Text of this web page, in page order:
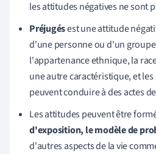
les attitudes négatives ne sont
Préjugésest une attitude
d'une personne ou d'un
l'appartenance ethnique, la
une autre caractéristique, et
peuvent conduire à des actes de
Les attitudes peuvent être
d'exposition, le modèle de
d'autres aspects de la vie